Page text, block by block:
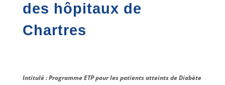
des hôpitaux de
Chartres
Intitulé : Programme ETP pour les patients atteints de Diabète